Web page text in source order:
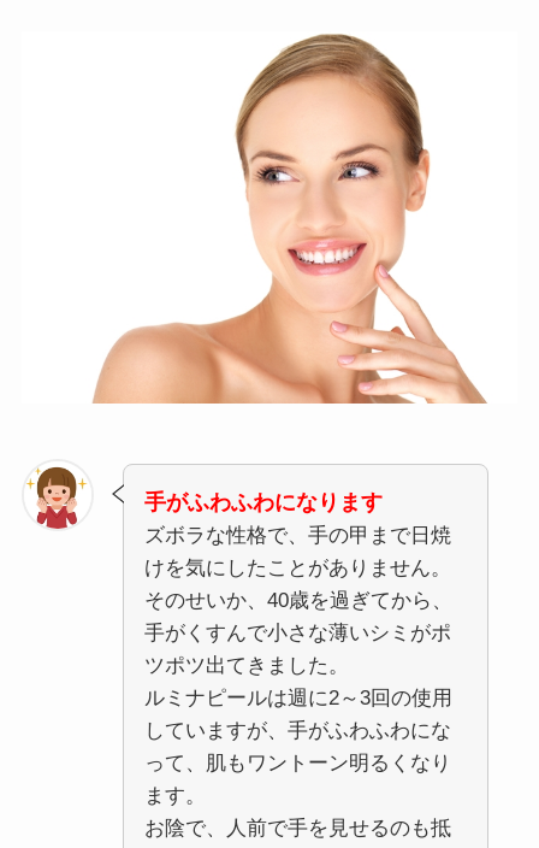
手がふわふわになります
ズボラな性格で、手の甲まで日焼
けを気にしたことがありません。
そのせいか、40歳を過ぎてから、
手がくすんで小さな薄いシミがポ
ツポツ出てきました。
ルミナピールは週に2～3回の使用
していますが、手がふわふわにな
って、肌もワントーン明るくなり
ます。
お陰で、人前で手を見せるのも抵